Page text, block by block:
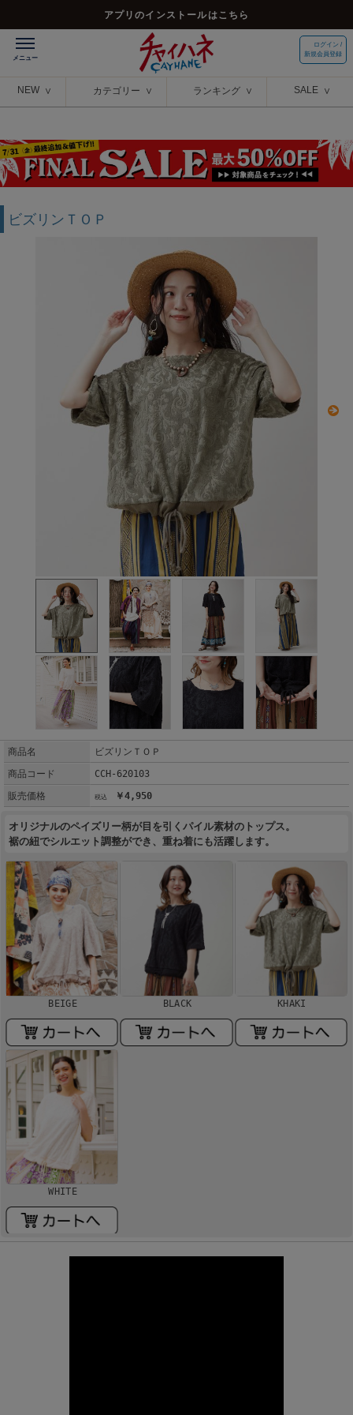
アプリのインストールはこちら
ログイン /
新規会員登録
NEW カテゴリー ランキング SALE
ビズリンＴＯＰ
商品名
ビズリンＴＯＰ
商品コード
CCH-620103
販売価格
￥4,950
オリジナルのペイズリー柄が目を引くパイル素材のトップス。
裾の紐でシルエット調整ができ、重ね着にも活躍します。
BEIGE BLACK KHAKI
WHITE